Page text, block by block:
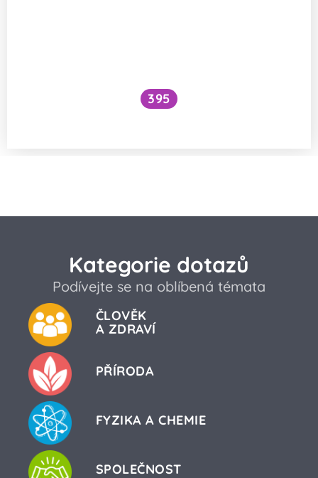
395
Kategorie dotazů
Podívejte se na oblíbená témata
ČLOVĚK
A ZDRAVÍ
PŘÍRODA
FYZIKA A CHEMIE
SPOLEČNOST